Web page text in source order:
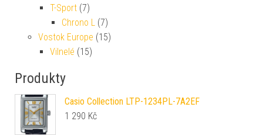
T-Sport (7)
Chrono L (7)
Vostok Europe (15)
Vilnelé (15)
Produkty
Casio Collection LTP-1234PL-7A2EF
1 290 Kč